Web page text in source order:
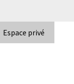
Espace privé